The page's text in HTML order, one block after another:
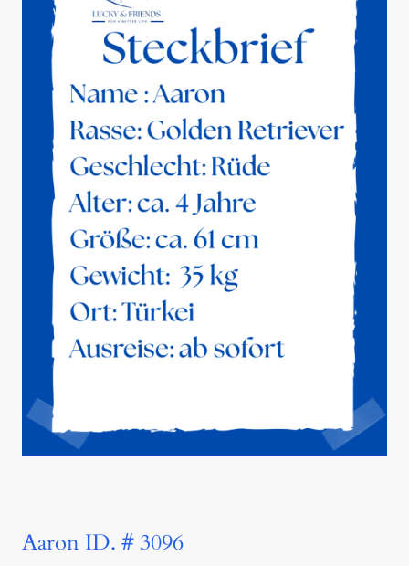
Aaron ID. # 3096